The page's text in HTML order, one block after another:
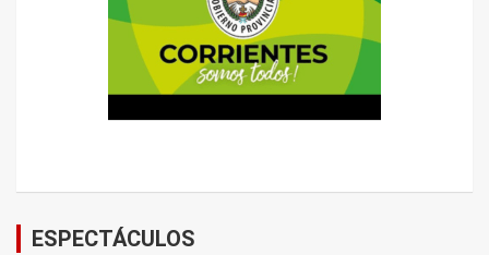
ESPECTÁCULOS